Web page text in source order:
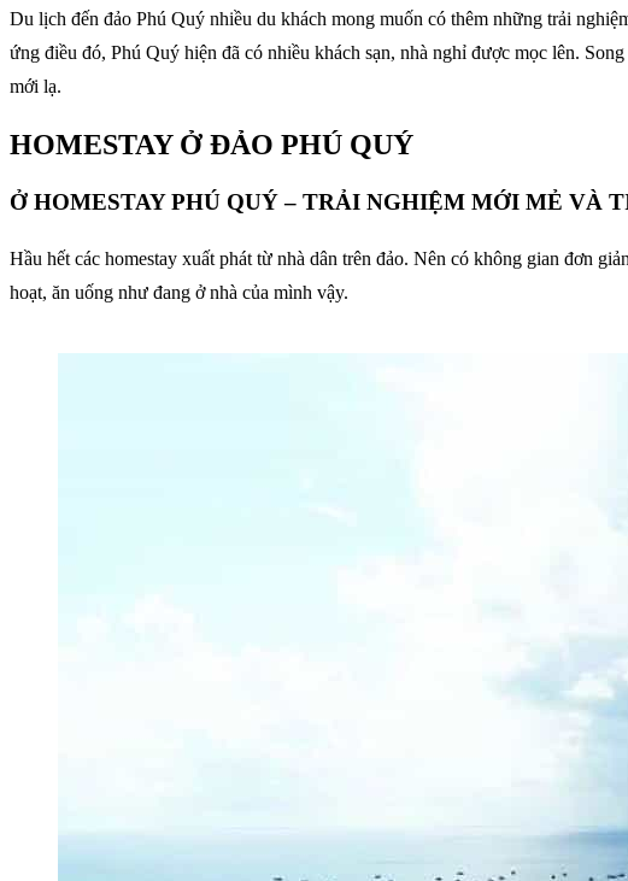
Du lịch đến đảo Phú Quý nhiều du khách mong muốn có thêm những trải
ứng điều đó, Phú Quý hiện đã có nhiều khách sạn, nhà nghỉ được mọc lên.
mới lạ.
HOMESTAY Ở ĐẢO PHÚ QUÝ
Ở HOMESTAY PHÚ QUÝ – TRẢI NGHIỆM MỚI MẺ VÀ
Hầu hết các homestay xuất phát từ nhà dân trên đảo. Nên có không gian đơn
hoạt, ăn uống như đang ở nhà của mình vậy.